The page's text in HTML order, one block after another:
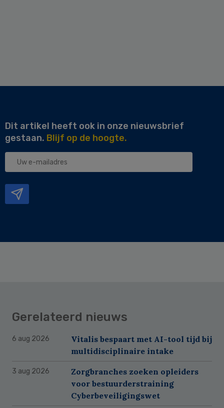
Dit artikel heeft ook in onze nieuwsbrief
gestaan. Blijf op de hoogte.
Uw
Gerelateerd nieuws
6 aug 2026
Vitalis bespaart met AI-tool tijd bij
multidisciplinaire intake
3 aug 2026
Zorgbranches zoeken opleiders
voor bestuurderstraining
Cyberbeveiligingswet